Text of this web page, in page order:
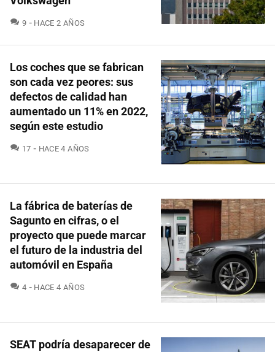
9 COMENTARIOS
HACE 2 AÑOS
Los coches que se fabrican
son cada vez peores: sus
defectos de calidad han
aumentado un 11% en 2022,
según este estudio
17 COMENTARIOS
HACE 4 AÑOS
La fábrica de baterías de
Sagunto en cifras, o el
proyecto que puede marcar
el futuro de la industria del
automóvil en España
4 COMENTARIOS
HACE 4 AÑOS
SEAT podría desaparecer de